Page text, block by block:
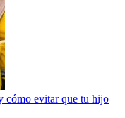
cómo evitar que tu hijo